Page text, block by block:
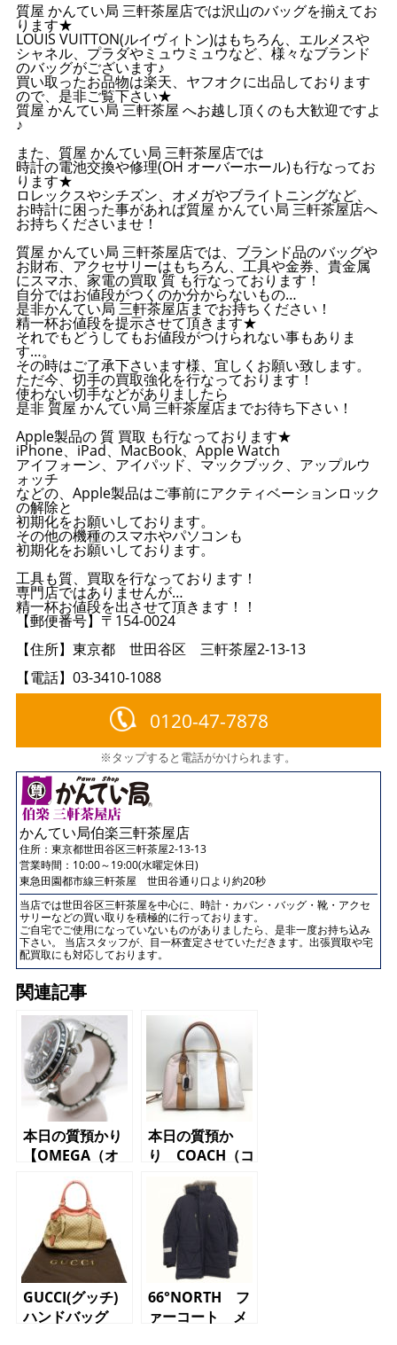
質屋 かんてい局 三軒茶屋店では沢山のバッグを揃えてお
ります★
LOUIS VUITTON(ルイヴィトン)はもちろん、エルメスや
シャネル、プラダやミュウミュウなど、様々なブランド
のバッグがございます♪
買い取ったお品物は楽天、ヤフオクに出品しております
ので、是非ご覧下さい★
質屋 かんてい局 三軒茶屋 へお越し頂くのも大歓迎ですよ
♪
また、質屋 かんてい局 三軒茶屋店では
時計の電池交換や修理(OH オーバーホール)も行なってお
ります★
ロレックスやシチズン、オメガやブライトニングなど、
お時計に困った事があれば質屋 かんてい局 三軒茶屋店へ
お持ちくださいませ！
質屋 かんてい局 三軒茶屋店では、ブランド品のバッグや
お財布、アクセサリーはもちろん、工具や金券、貴金属
にスマホ、家電の買取 質 も行なっております！
自分ではお値段がつくのか分からないもの…
是非かんてい局 三軒茶屋店までお持ちください！
精一杯お値段を提示させて頂きます★
それでもどうしてもお値段がつけられない事もありま
す…。
その時はご了承下さいます様、宜しくお願い致します。
ただ今、切手の買取強化を行なっております！
使わない切手などがありましたら
是非 質屋 かんてい局 三軒茶屋店までお待ち下さい！
Apple製品の 質 買取 も行なっております★
iPhone、iPad、MacBook、Apple Watch
アイフォーン、アイパッド、マックブック、アップルウ
ォッチ
などの、Apple製品はご事前にアクティベーションロック
の解除と
初期化をお願いしております。
その他の機種のスマホやパソコンも
初期化をお願いしております。
工具も質、買取を行なっております！
専門店ではありませんが…
精一杯お値段を出させて頂きます！！
【郵便番号】〒154-0024
【住所】東京都 世田谷区 三軒茶屋2-13-13
【電話】03-3410-1088
0120-47-7878
※タップすると電話がかけられます。
かんてい局伯楽三軒茶屋店
住所： 東京都世田谷区三軒茶屋2-13-13
営業時間：10:00～19:00(水曜定休日)
東急田園都市線三軒茶屋 世田谷通り口より約20秒
当店では世田谷区三軒茶屋を中心に、時計・カバン・バッグ・靴・アクセ
サリーなどの買い取りを積極的に行っております。
ご自宅でご使用になっていないものがありましたら、是非一度お持ち込み
下さい。 当店スタッフが、目一杯査定させていただきます。出張買取や宅
配買取にも対応しております。
関連記事
本日の質預かり
【OMEGA（オ
マスター メン
ズ腕時計】
本日の質預か
り COACH（コ
GUCCI(グッチ)
ハンドバッグ
66°NORTH フ
ァーコート メ